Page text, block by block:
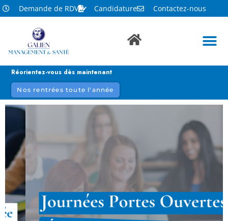
Demande de RDV Candidature Contactez-nous
Réorientez-vous dès maintenant
Nos rentrées toute l'année